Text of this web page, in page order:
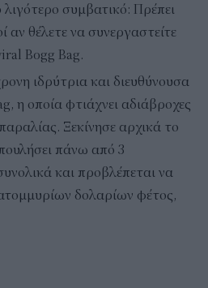
λιγότερο συμβατικό: Πρέπει
αν θέλετε να συνεργαστείτε
Bogg Bag.
ιδρύτρια και διευθύνουσα
η οποία φτιάχνει αδιάβροχες
Ξεκίνησε αρχικά το
πουλήσει πάνω από 3
και προβλέπεται να
δολαρίων φέτος,